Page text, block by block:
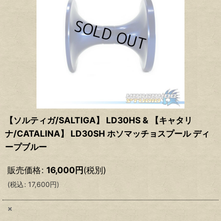
【ソルティガ/SALTIGA】 LD30HS & 【キャタリ
ナ/CATALINA】 LD30SH ホソマッチョスプール ディ
ープブルー
販売価格: 16,000円(税別)
(税込: 17,600円)
×